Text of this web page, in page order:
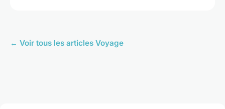
← Voir tous les articles Voyage